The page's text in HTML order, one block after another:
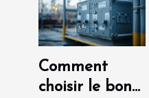
Comment
choisir le bon